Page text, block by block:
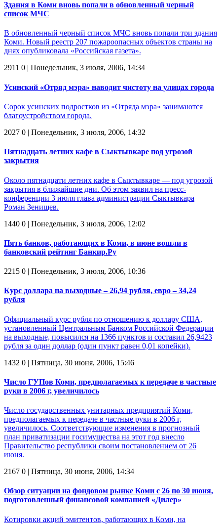
Здания в Коми вновь попали в обновленный черный
список МЧС
В обновленный черный список МЧС вновь попали три здания
Коми. Новый реестр 207 пожароопасных объектов страны на
днях опубликовала «Российская газета».
2911 0 | Понедельник, 3 июля, 2006, 14:34
Усинский «Отряд мэра» наводит чистоту на улицах города
Сорок усинских подростков из «Отряда мэра» занимаются
благоустройством города.
2027 0 | Понедельник, 3 июля, 2006, 14:32
Пятнадцать летних кафе в Сыктывкаре под угрозой
закрытия
Около пятнадцати летних кафе в Сыктывкаре — под угрозой
закрытия в ближайшие дни. Об этом заявил на пресс-
конференции 3 июля глава администрации Сыктывкара
Роман Зенищев.
1440 0 | Понедельник, 3 июля, 2006, 12:02
Пять банков, работающих в Коми, в июне вошли в
банковский рейтинг Банкир.Ру
2215 0 | Понедельник, 3 июля, 2006, 10:36
Курс доллара на выходные – 26,94 рубля, евро – 34,24
рубля
Официальный курс рубля по отношению к доллару США,
установленный Центральным Банком Российской Федерации
на выходные, повысился на 1366 пунктов и составил 26,9423
рубля за один доллар (один пункт равен 0,01 копейки).
1432 0 | Пятница, 30 июня, 2006, 15:46
Число ГУПов Коми, предполагаемых к передаче в частные
руки в 2006 г, увеличилось
Число государственных унитарных предприятий Коми,
предполагаемых к передаче в частные руки в 2006 г,
увеличилось. Соответствующие изменения в прогнозный
план приватизации госимущества на этот год внесло
Правительство республики своим постановлением от 26
июня.
2167 0 | Пятница, 30 июня, 2006, 14:34
Обзор ситуации на фондовом рынке Коми с 26 по 30 июня,
подготовленный финансовой компанией «Дилер»
Котировки акций эмитентов, работающих в Коми, на